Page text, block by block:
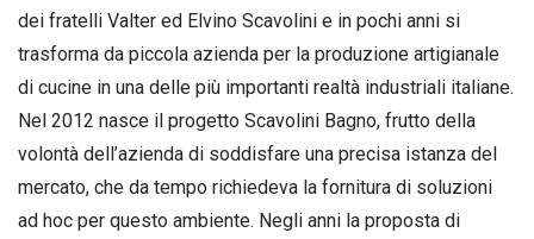
dei fratelli Valter ed Elvino Scavolini e in pochi anni si
trasforma da piccola azienda per la produzione artigianale
di cucine in una delle più importanti realtà industriali italiane.
Nel 2012 nasce il progetto Scavolini Bagno, frutto della
volontà dell’azienda di soddisfare una precisa istanza del
mercato, che da tempo richiedeva la fornitura di soluzioni
ad hoc per questo ambiente. Negli anni la proposta di